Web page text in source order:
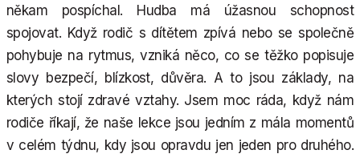
někam pospíchal. Hudba má úžasnou schopnost
spojovat. Když rodič s dítětem zpívá nebo se společně
pohybuje na rytmus, vzniká něco, co se těžko popisuje
slovy bezpečí, blízkost, důvěra. A to jsou základy, na
kterých stojí zdravé vztahy. Jsem moc ráda, když nám
rodiče říkají, že naše lekce jsou jedním z mála momentů
v celém týdnu, kdy jsou opravdu jen jeden pro druhého.